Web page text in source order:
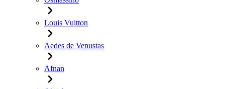
Louis Vuitton
Aedes de Venustas
Afnan